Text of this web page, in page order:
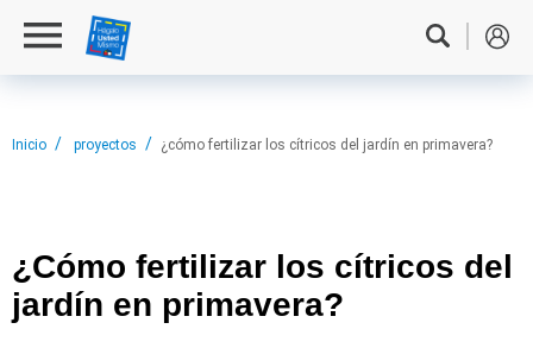
Inicio proyectos ¿cómo fertilizar los cítricos del jardín en primavera?
¿Cómo fertilizar los cítricos del
jardín en primavera?